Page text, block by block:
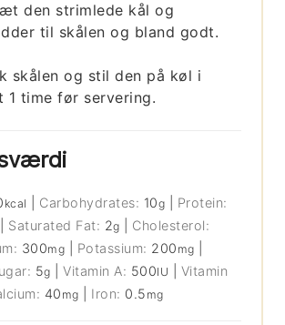
den strimlede kål og
til skålen og bland godt.
skålen og stil den på køl i
1 time før servering.
kcal Carbohydrates: 10g
Protein:
Saturated Fat: 2g
Cholesterol:
300mg Potassium: 200 mg
5g |Vitamin A: 500IU
Vitamin
40 mg Iron: 0.5 mg